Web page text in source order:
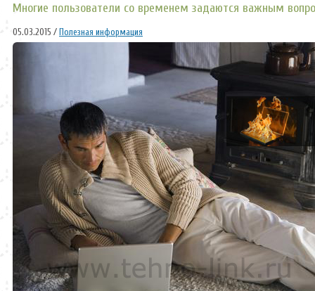
Многие пользователи со временем задаются важным
05.03.2015 / Полезная информация